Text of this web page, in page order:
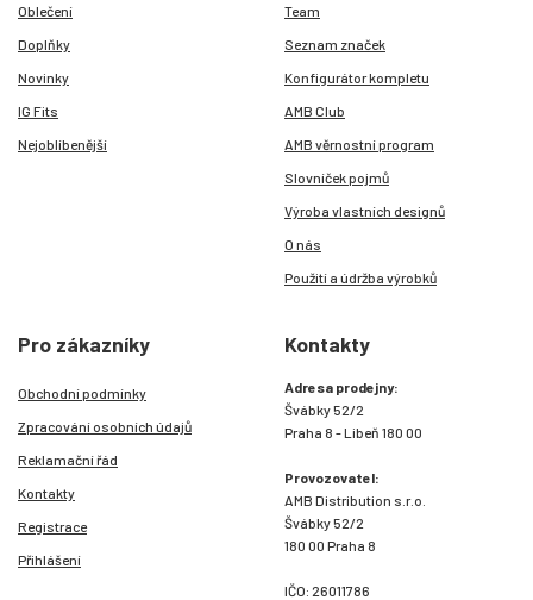
Oblečení
Doplňky
Novinky
IG Fits
Nejoblíbenější
Team
Seznam značek
Konfigurátor kompletu
AMB Club
AMB věrnostní program
Slovníček pojmů
Výroba vlastních designů
O nás
Použití a údržba výrobků
Pro zákazníky
Obchodní podmínky
Zpracování osobních údajů
Reklamační řád
Kontakty
Registrace
Přihlášení
Kontakty
Adresa prodejny:
Švábky 52/2
Praha 8 - Libeň 180 00
Provozovatel:
AMB Distribution s.r.o.
Švábky 52/2
180 00 Praha 8
IČO: 26011786